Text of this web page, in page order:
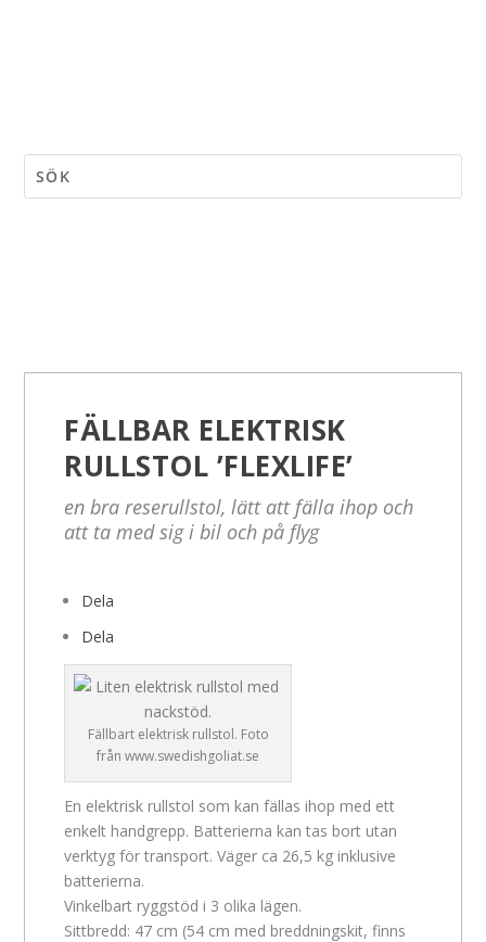
FÄLLBAR ELEKTRISK
RULLSTOL ’FLEXLIFE’
en bra reserullstol, lätt att fälla ihop och
att ta med sig i bil och på flyg
Dela
Dela
Fällbart elektrisk rullstol. Foto
från www.swedishgoliat.se
En elektrisk rullstol som kan fällas ihop med ett
enkelt handgrepp. Batterierna kan tas bort utan
verktyg för transport. Väger ca 26,5 kg inklusive
batterierna.
Vinkelbart ryggstöd i 3 olika lägen.
Sittbredd: 47 cm (54 cm med breddningskit, finns